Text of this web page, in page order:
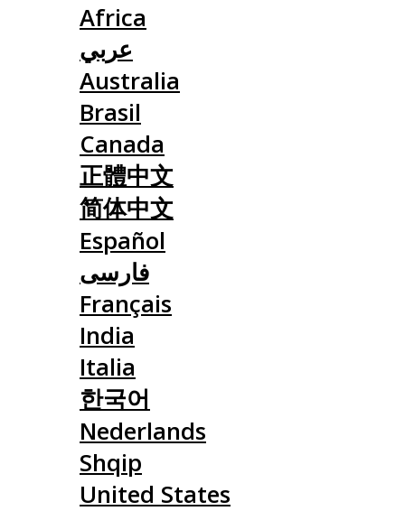
Africa
عربي
Australia
Brasil
Canada
正體中文
简体中文
Español
فارسی
Français
India
Italia
한국어
Nederlands
Shqip
United States